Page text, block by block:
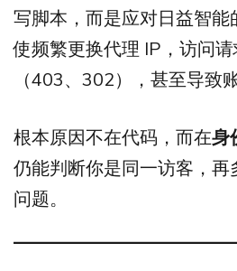
写脚本，而是应对日益智能
使频繁更换代理 IP，访问
（403、302），甚至导致
根本原因不在代码，而在身
仍能判断你是同一访客，再
问题。